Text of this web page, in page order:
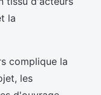
la
complique la
les